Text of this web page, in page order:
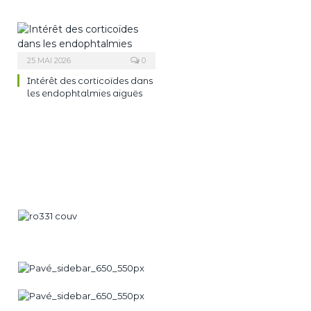
25 MAI 2026 0
Intérêt des corticoïdes dans
les endophtalmies aiguës